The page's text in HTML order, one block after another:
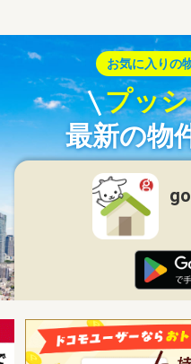
お気に入りの
プッ
最新の物